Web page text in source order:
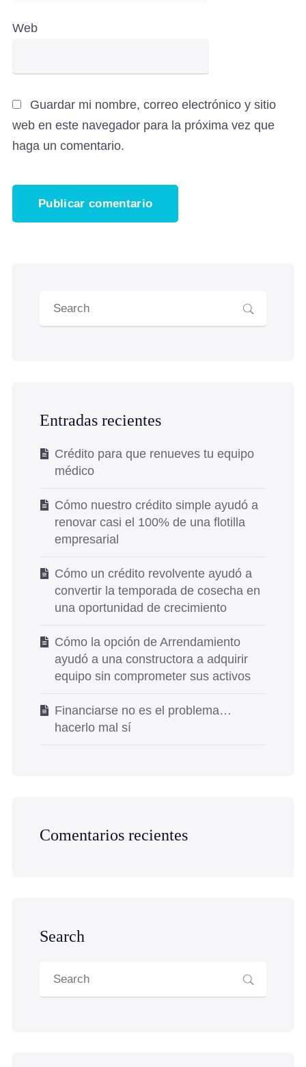
Web
Guardar mi nombre, correo electrónico y sitio
web en este navegador para la próxima vez que
haga un comentario.
Entradas recientes
Crédito para que renueves tu equipo
médico
Cómo nuestro crédito simple ayudó a
renovar casi el 100% de una flotilla
empresarial
Cómo un crédito revolvente ayudó a
convertir la temporada de cosecha en
una oportunidad de crecimiento
Cómo la opción de Arrendamiento
ayudó a una constructora a adquirir
equipo sin comprometer sus activos
Financiarse no es el problema…
hacerlo mal sí
Comentarios recientes
Search